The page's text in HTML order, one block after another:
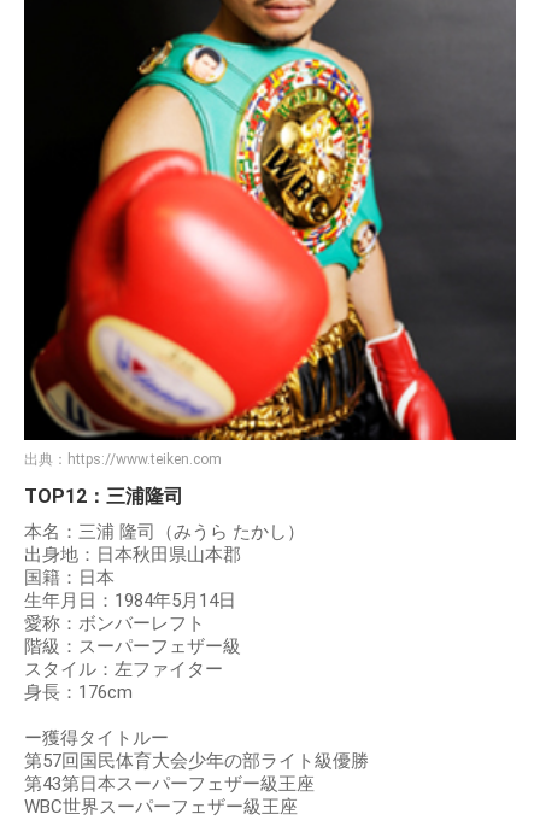
出典： https://www.teiken.com
TOP12：三浦隆司
本名：三浦 隆司（みうら たかし）
出身地：日本秋田県山本郡
国籍：日本
生年月日：1984年5月14日
愛称：ボンバーレフト
階級：スーパーフェザー級
スタイル：左ファイター
身長：176cm
ー獲得タイトルー
第57回国民体育大会少年の部ライト級優勝
第43第日本スーパーフェザー級王座
WBC世界スーパーフェザー級王座